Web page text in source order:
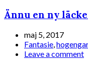
Ännu en ny
maj 5, 2017
Fantasie,
Leave a comment